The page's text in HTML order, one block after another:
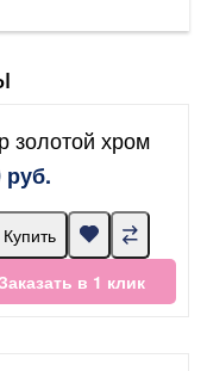
золотой хром
руб.
Купить
в 1 клик